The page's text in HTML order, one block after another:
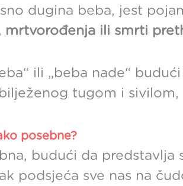
dugina beba, jest
mrtvorođenja ili smrti
ili „beba nade“
tugom i
posebne?
budući da
podsjeća sve nas na